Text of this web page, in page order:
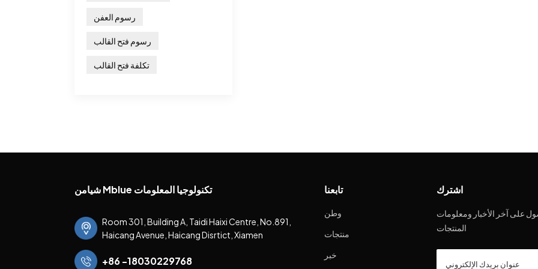
رسوم العفن
رسوم فتح القالب
تكلفة فتح القالب
شيامن Mblue تكنولوجيا المعلومات
Room 301, Building A, Taidi Haixi Centre, No.891,
Haicang Avenue, Haicang Disrtict, Xiamen
+86 -18030229768
تابعنا
وطن
منتجات
خبر
اشترك
على آخر الأخبار ومعلومات
المنتجات